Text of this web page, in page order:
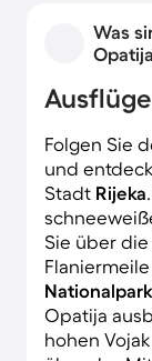
Was
Folgen Sie
und
Stadt Rijeka
Sie über
Opatija
hohen